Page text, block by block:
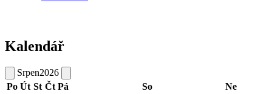
Kalendář
Srpen2026
Po Út St Čt Pá So
Ne